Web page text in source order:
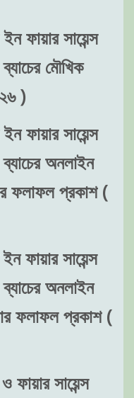
ফায়ার সায়েন্স
মৌখিক
)
ফায়ার সায়েন্স
অনলাইন
ফলাফল প্রকাশ (
ফায়ার সায়েন্স
অনলাইন
ফলাফল প্রকাশ (
ফায়ার সায়েন্স